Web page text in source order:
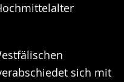
sich mit